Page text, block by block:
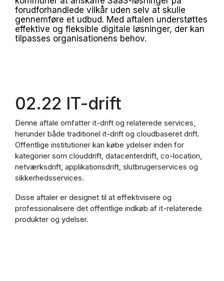
forudforhandlede vilkår uden selv at skulle
gennemføre et udbud. Med aftalen understøttes
effektive og fleksible digitale løsninger, der kan
tilpasses organisationens behov.
02.22 IT-drift
Denne aftale omfatter it-drift og relaterede services,
herunder både traditionel it-drift og cloudbaseret drift.
Offentlige institutioner kan købe ydelser inden for
kategorier som clouddrift, datacenterdrift, co-location,
netværksdrift, applikationsdrift, slutbrugerservices og
sikkerhedsservices.
Disse aftaler er designet til at effektivisere og
professionalisere det offentlige indkøb af it-relaterede
produkter og ydelser.